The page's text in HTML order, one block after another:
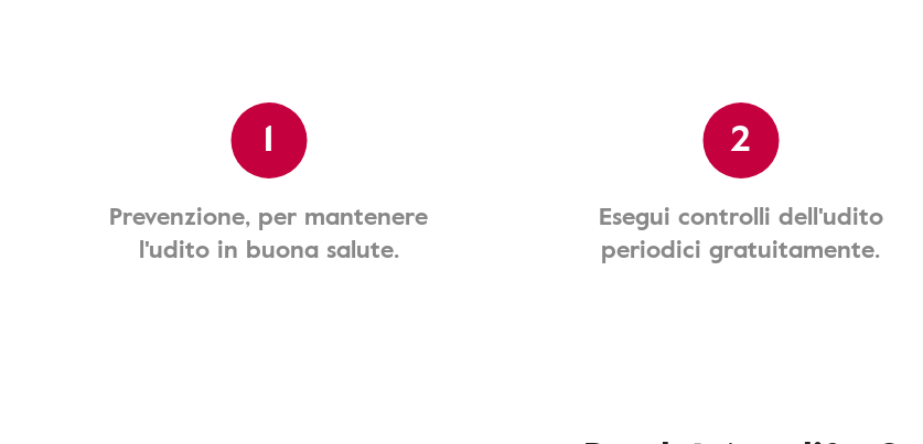
1
Prevenzione, per mantenere
l'udito in buona salute.
2
Esegui controlli dell'udito
periodici gratuitamente.